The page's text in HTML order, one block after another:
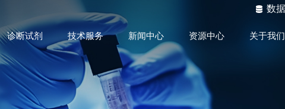
数
诊断试剂 技术服务 新闻中心 资源中心 关于我们